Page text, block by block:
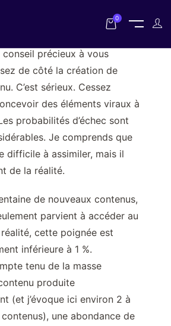
0
maîtriser le marketing viral,
conseil précieux à vous
de côté la création de
C’est sérieux. Cessez
des éléments viraux à
probabilités d’échec sont
Je comprends que
difficile à assimiler, mais il
de la réalité.
de nouveaux contenus,
parvient à accéder au
cette poignée est
inférieure à 1 %.
tenu de la masse
produite
(et j’évoque ici environ 2 à
une abondance de